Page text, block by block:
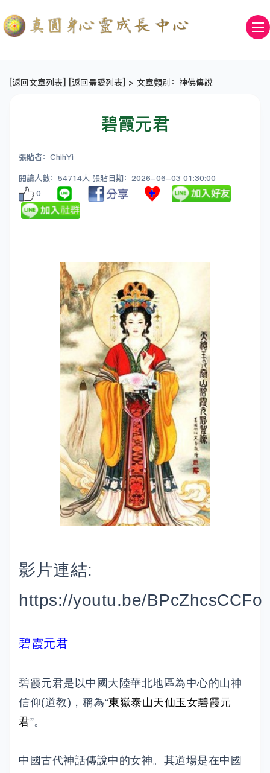
[返回文章列表] [返回最愛列表] > 文章類別：神佛傳說
碧霞元君
張貼者：ChihYi
閱讀人數：54714人 張貼日期：2026-06-03 01:30:00
0
影片連結:
https://youtu.be/BPcZhcsCCFo
碧霞元君
碧霞元君是以中國大陸華北地區為中心的山神
信仰(道教)，稱為“東嶽泰山天仙玉女碧霞元
君”。
中國古代神話傳說中的女神。其道場是在中國